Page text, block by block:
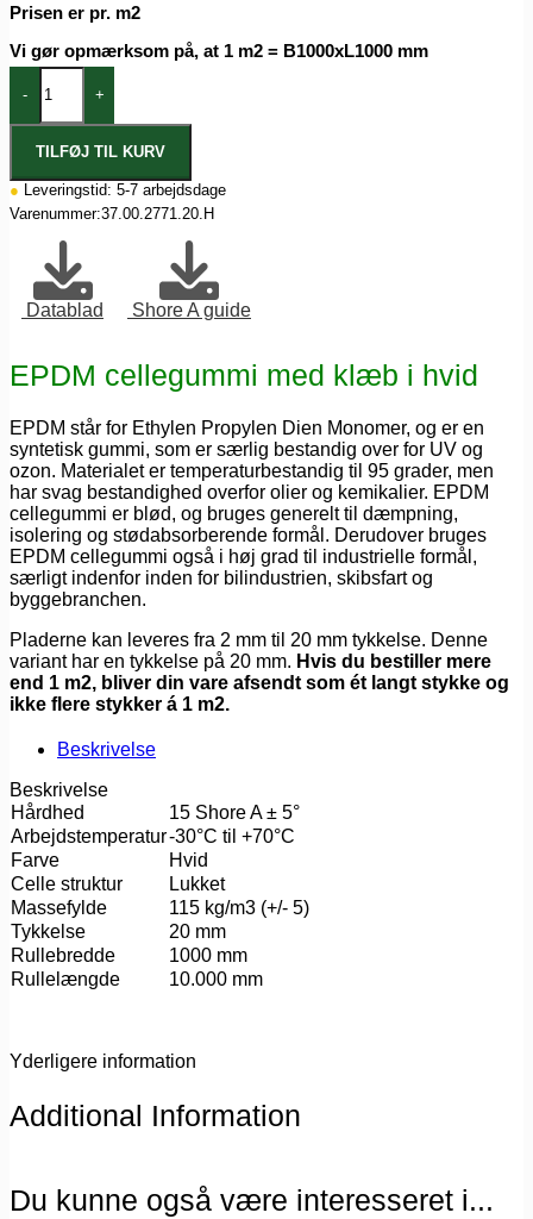
Prisen er pr. m2
Vi gør opmærksom på, at 1 m2 = B1000xL1000 mm
- +
TILFØJ TIL KURV
● Leveringstid: 5-7 arbejdsdage
Varenummer:37.00.2771.20.H
Datablad Shore A guide
EPDM cellegummi med klæb i hvid
EPDM står for Ethylen Propylen Dien Monomer, og er en
syntetisk gummi, som er særlig bestandig over for UV og
ozon. Materialet er temperaturbestandig til 95 grader, men
har svag bestandighed overfor olier og kemikalier. EPDM
cellegummi er blød, og bruges generelt til dæmpning,
isolering og stødabsorberende formål. Derudover bruges
EPDM cellegummi også i høj grad til industrielle formål,
særligt indenfor inden for bilindustrien, skibsfart og
byggebranchen.
Pladerne kan leveres fra 2 mm til 20 mm tykkelse. Denne
variant har en tykkelse på 20 mm. Hvis du bestiller mere
end 1 m2, bliver din vare afsendt som ét langt stykke og
ikke flere stykker á 1 m2.
Beskrivelse
Beskrivelse
Hårdhed
15 Shore A ± 5°
Arbejdstemperatur-30°C til +70°C
Farve
Hvid
Celle struktur
Lukket
Massefylde
115 kg/m3 (+/- 5)
Tykkelse
20 mm
Rullebredde
1000 mm
Rullelængde
10.000 mm
Yderligere information
Additional Information
Du kunne også være interesseret i...